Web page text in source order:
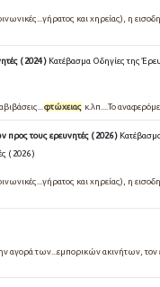
και χηρείας), η
( 2024 ) Κατέβασμα Οδηγίες της
φτώχειας κ.λπ....Το
προς τους ερευνητές ( 2026 )
( 2026 )
και χηρείας), η
αγορά των...εμπορικών ακινήτων, τον